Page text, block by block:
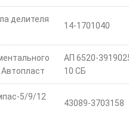
делителя
14-1701040
АП 6520-
10 СБ
5/9/12
43089-3703158